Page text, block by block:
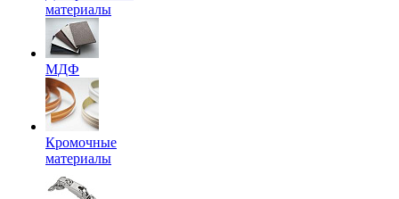
материалы
МДФ
Кромочные
материалы